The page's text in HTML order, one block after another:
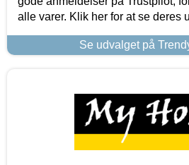
alle varer. Klik her for at se deres
Se udvalget på